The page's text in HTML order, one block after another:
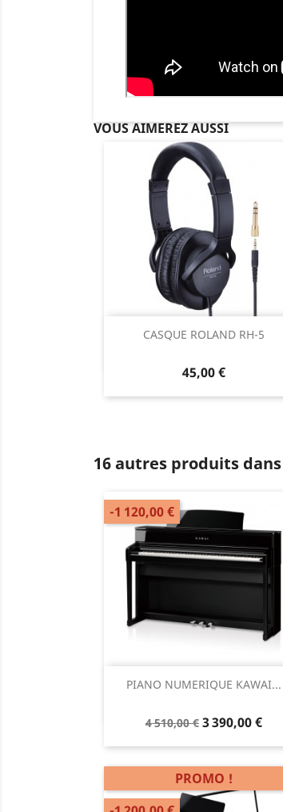
VOUS AIMEREZ AUSSI
CASQUE ROLAND RH-5
45,00 €
Aperçu rapide
16 autres produits
PIANO NUMERIQUE KAWAI...
4 510,00 € 3 390,00 €
-1 120,00 €
Aperçu rapide
PROMO !